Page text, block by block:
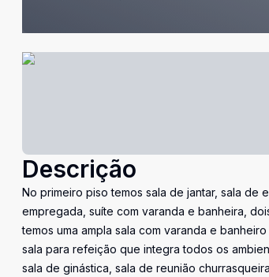
Descrição
No primeiro piso temos sala de jantar, sala de
empregada, suíte com varanda e banheira,
temos uma ampla sala com varanda e
sala para refeição que integra todos os
sala de ginástica, sala de reunião